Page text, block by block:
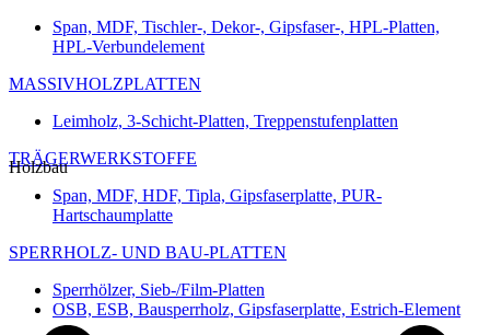
Span, MDF, Tischler-, Dekor-, Gipsfaser-, HPL-Platten,
HPL-Verbundelement
MASSIVHOLZPLATTEN
Leimholz, 3-Schicht-Platten, Treppenstufenplatten
TRÄGERWERKSTOFFE
Span, MDF, HDF, Tipla, Gipsfaserplatte, PUR-
Hartschaumplatte
SPERRHOLZ- UND BAU-PLATTEN
Sperrhölzer, Sieb-/Film-Platten
OSB, ESB, Bausperrholz, Gipsfaserplatte, Estrich-Element
Holzbau